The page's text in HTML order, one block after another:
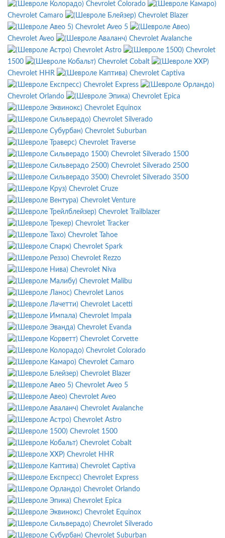
Chevrolet Colorado
Chevrolet Camaro
Chevrolet Blazer
Chevrolet Aveo 5
Chevrolet Aveo
Chevrolet Avalanche
Chevrolet Astro
Chevrolet
1500
Chevrolet Cobalt
Chevrolet HHR
Chevrolet Captiva
Chevrolet Express
Chevrolet Orlando
Chevrolet Epica
Chevrolet Equinox
Chevrolet Silverado
Chevrolet Suburban
Chevrolet Traverse
Chevrolet Silverado 1500
Chevrolet Silverado 2500
Chevrolet Silverado 3500
Chevrolet Cruze
Chevrolet Venture
Chevrolet Trailblazer
Chevrolet Tracker
Chevrolet Tahoe
Chevrolet Spark
Chevrolet Rezzo
Chevrolet Niva
Chevrolet Malibu
Chevrolet Lanos
Chevrolet Lacetti
Chevrolet Impala
Chevrolet Evanda
Chevrolet Corvette
Chevrolet Colorado
Chevrolet Camaro
Chevrolet Blazer
Chevrolet Aveo 5
Chevrolet Aveo
Chevrolet Avalanche
Chevrolet Astro
Chevrolet 1500
Chevrolet Cobalt
Chevrolet HHR
Chevrolet Captiva
Chevrolet Express
Chevrolet Orlando
Chevrolet Epica
Chevrolet Equinox
Chevrolet Silverado
Chevrolet Suburban